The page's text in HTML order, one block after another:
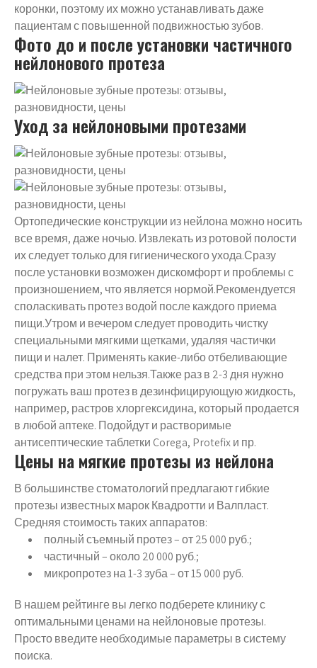
коронки, поэтому их можно устанавливать даже
пациентам с повышенной подвижностью зубов.
Фото до и после установки частичного
нейлонового протеза
Уход за нейлоновыми протезами
Ортопедические конструкции из нейлона можно носить
все время, даже ночью. Извлекать из ротовой полости
их следует только для гигиенического ухода.Сразу
после установки возможен дискомфорт и проблемы с
произношением, что является нормой.Рекомендуется
споласкивать протез водой после каждого приема
пищи.Утром и вечером следует проводить чистку
специальными мягкими щетками, удаляя частички
пищи и налет. Применять какие-либо отбеливающие
средства при этом нельзя.Также раз в 2-3 дня нужно
погружать ваш протез в дезинфицирующую жидкость,
например, растров хлоргексидина, который продается
в любой аптеке. Подойдут и растворимые
антисептические таблетки Corega, Protefix и пр.
Цены на мягкие протезы из нейлона
В большинстве стоматологий предлагают гибкие
протезы известных марок Квадротти и Валпласт.
Средняя стоимость таких аппаратов:
полный съемный протез – от 25 000 руб.;
частичный – около 20 000 руб.;
микропротез на 1-3 зуба – от 15 000 руб.
В нашем рейтинге вы легко подберете клинику с
оптимальными ценами на нейлоновые протезы.
Просто введите необходимые параметры в систему
поиска.